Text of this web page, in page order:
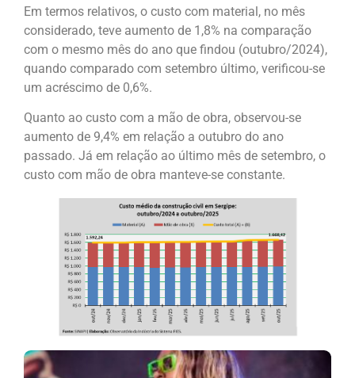
Em termos relativos, o custo com material, no mês
considerado, teve aumento de 1,8% na comparação
com o mesmo mês do ano que findou (outubro/2024),
quando comparado com setembro último, verificou-se
um acréscimo de 0,6%.
Quanto ao custo com a mão de obra, observou-se
aumento de 9,4% em relação a outubro do ano
passado. Já em relação ao último mês de setembro, o
custo com mão de obra manteve-se constante.